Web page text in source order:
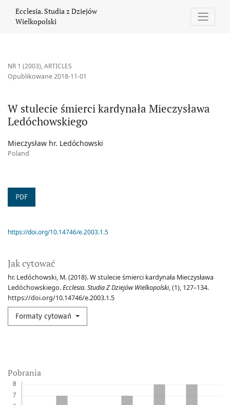
Ecclesia. Studia z Dziejów
Wielkopolski
NR 1 (2003),ARTICLES
W stulecie śmierci kardynała Mieczysława
Ledóchowskiego
Opublikowane 2018-11-01
Mieczysław hr. Ledóchowski
Poland
PDF
Jak cytować
hr. Ledóchowski, M. (2018). W stulecie śmierci kardynała Mieczysława
Ledóchowskiego.Ecclesia. Studia Z Dziejów Wielkopolski, (1), 127–134.
https://doi.org/10.14746/e.2003.1.5
Formaty cytowań
https://doi.org/10.14746/e.2003.1.5
Pobrania